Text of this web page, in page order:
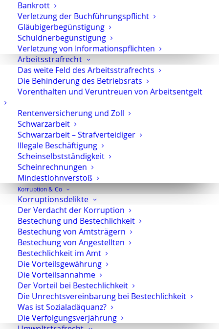
Bankrott
Verletzung der Buchführungspflicht
Gläubigerbegünstigung
Schuldnerbegünstigung
Verletzung von Informationspflichten
Arbeitsstrafrecht
Das weite Feld des Arbeitsstrafrechts
Die Behinderung des Betriebsrats
Vorenthalten und Veruntreuen von Arbeitsentgelt
Rentenversicherung und Zoll
Schwarzarbeit
Schwarzarbeit – Strafverteidiger
Illegale Beschäftigung
Scheinselbstständigkeit
Scheinrechnungen
Mindestlohnverstoß
Korruption & Co
Korruptionsdelikte
Der Verdacht der Korruption
Bestechung und Bestechlichkeit
Bestechung von Amtsträgern
Bestechung von Angestellten
Bestechlichkeit im Amt
Die Vorteilsgewährung
Die Vorteilsannahme
Der Vorteil bei Bestechlichkeit
Die Unrechtsvereinbarung bei Bestechlichkeit
Was ist Sozialadäquanz?
Die Verfolgungsverjährung
Einstellung mangels Tatverdachts nach §
170 Abs. 2 StPO
Einstellung gegen Auflagen nach § 153a
StPO
Das kann bedeuten:
keine Anklage
geringere Belastung für Mandanten und
Unternehmen
bessere Kontrolle über rechtliche und
wirtschaftliche Risiken
Vermeidung unnötiger öffentlicher
Aufmerksamkeit
Gerade für Führungskräfte, Berufsträger
und Unternehmen ist einelautlose,
diskrete Verfahrenserledigung
erheblicher Bedeutung.
Moderne Strafverteidigung: Digitale
Beweismittel verstehen und
angreifen
Strafverfahren werden zunehmend von